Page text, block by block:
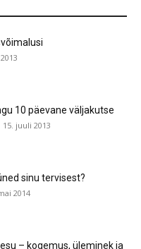
10 päevane väljakutse
15. juuli 2013
sinu tervisest?
2014
– kogemus, üleminek ja